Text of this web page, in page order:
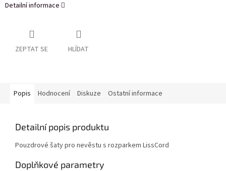
Detailní informace
ZEPTAT SE HLÍDAT
Popis Hodnocení Diskuze Ostatní informace
Detailní popis produktu
Pouzdrové šaty pro nevěstu s rozparkem LissCord
Doplňkové parametry